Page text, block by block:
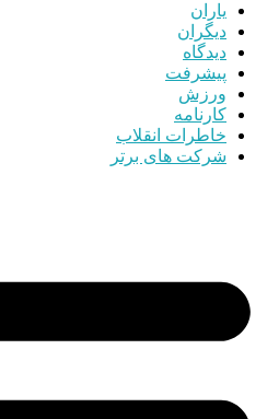
یاران
دیگران
دیدگاه
پیشرفت
ورزش
کارنامه
خاطرات انقلاب
شرکت های برتر